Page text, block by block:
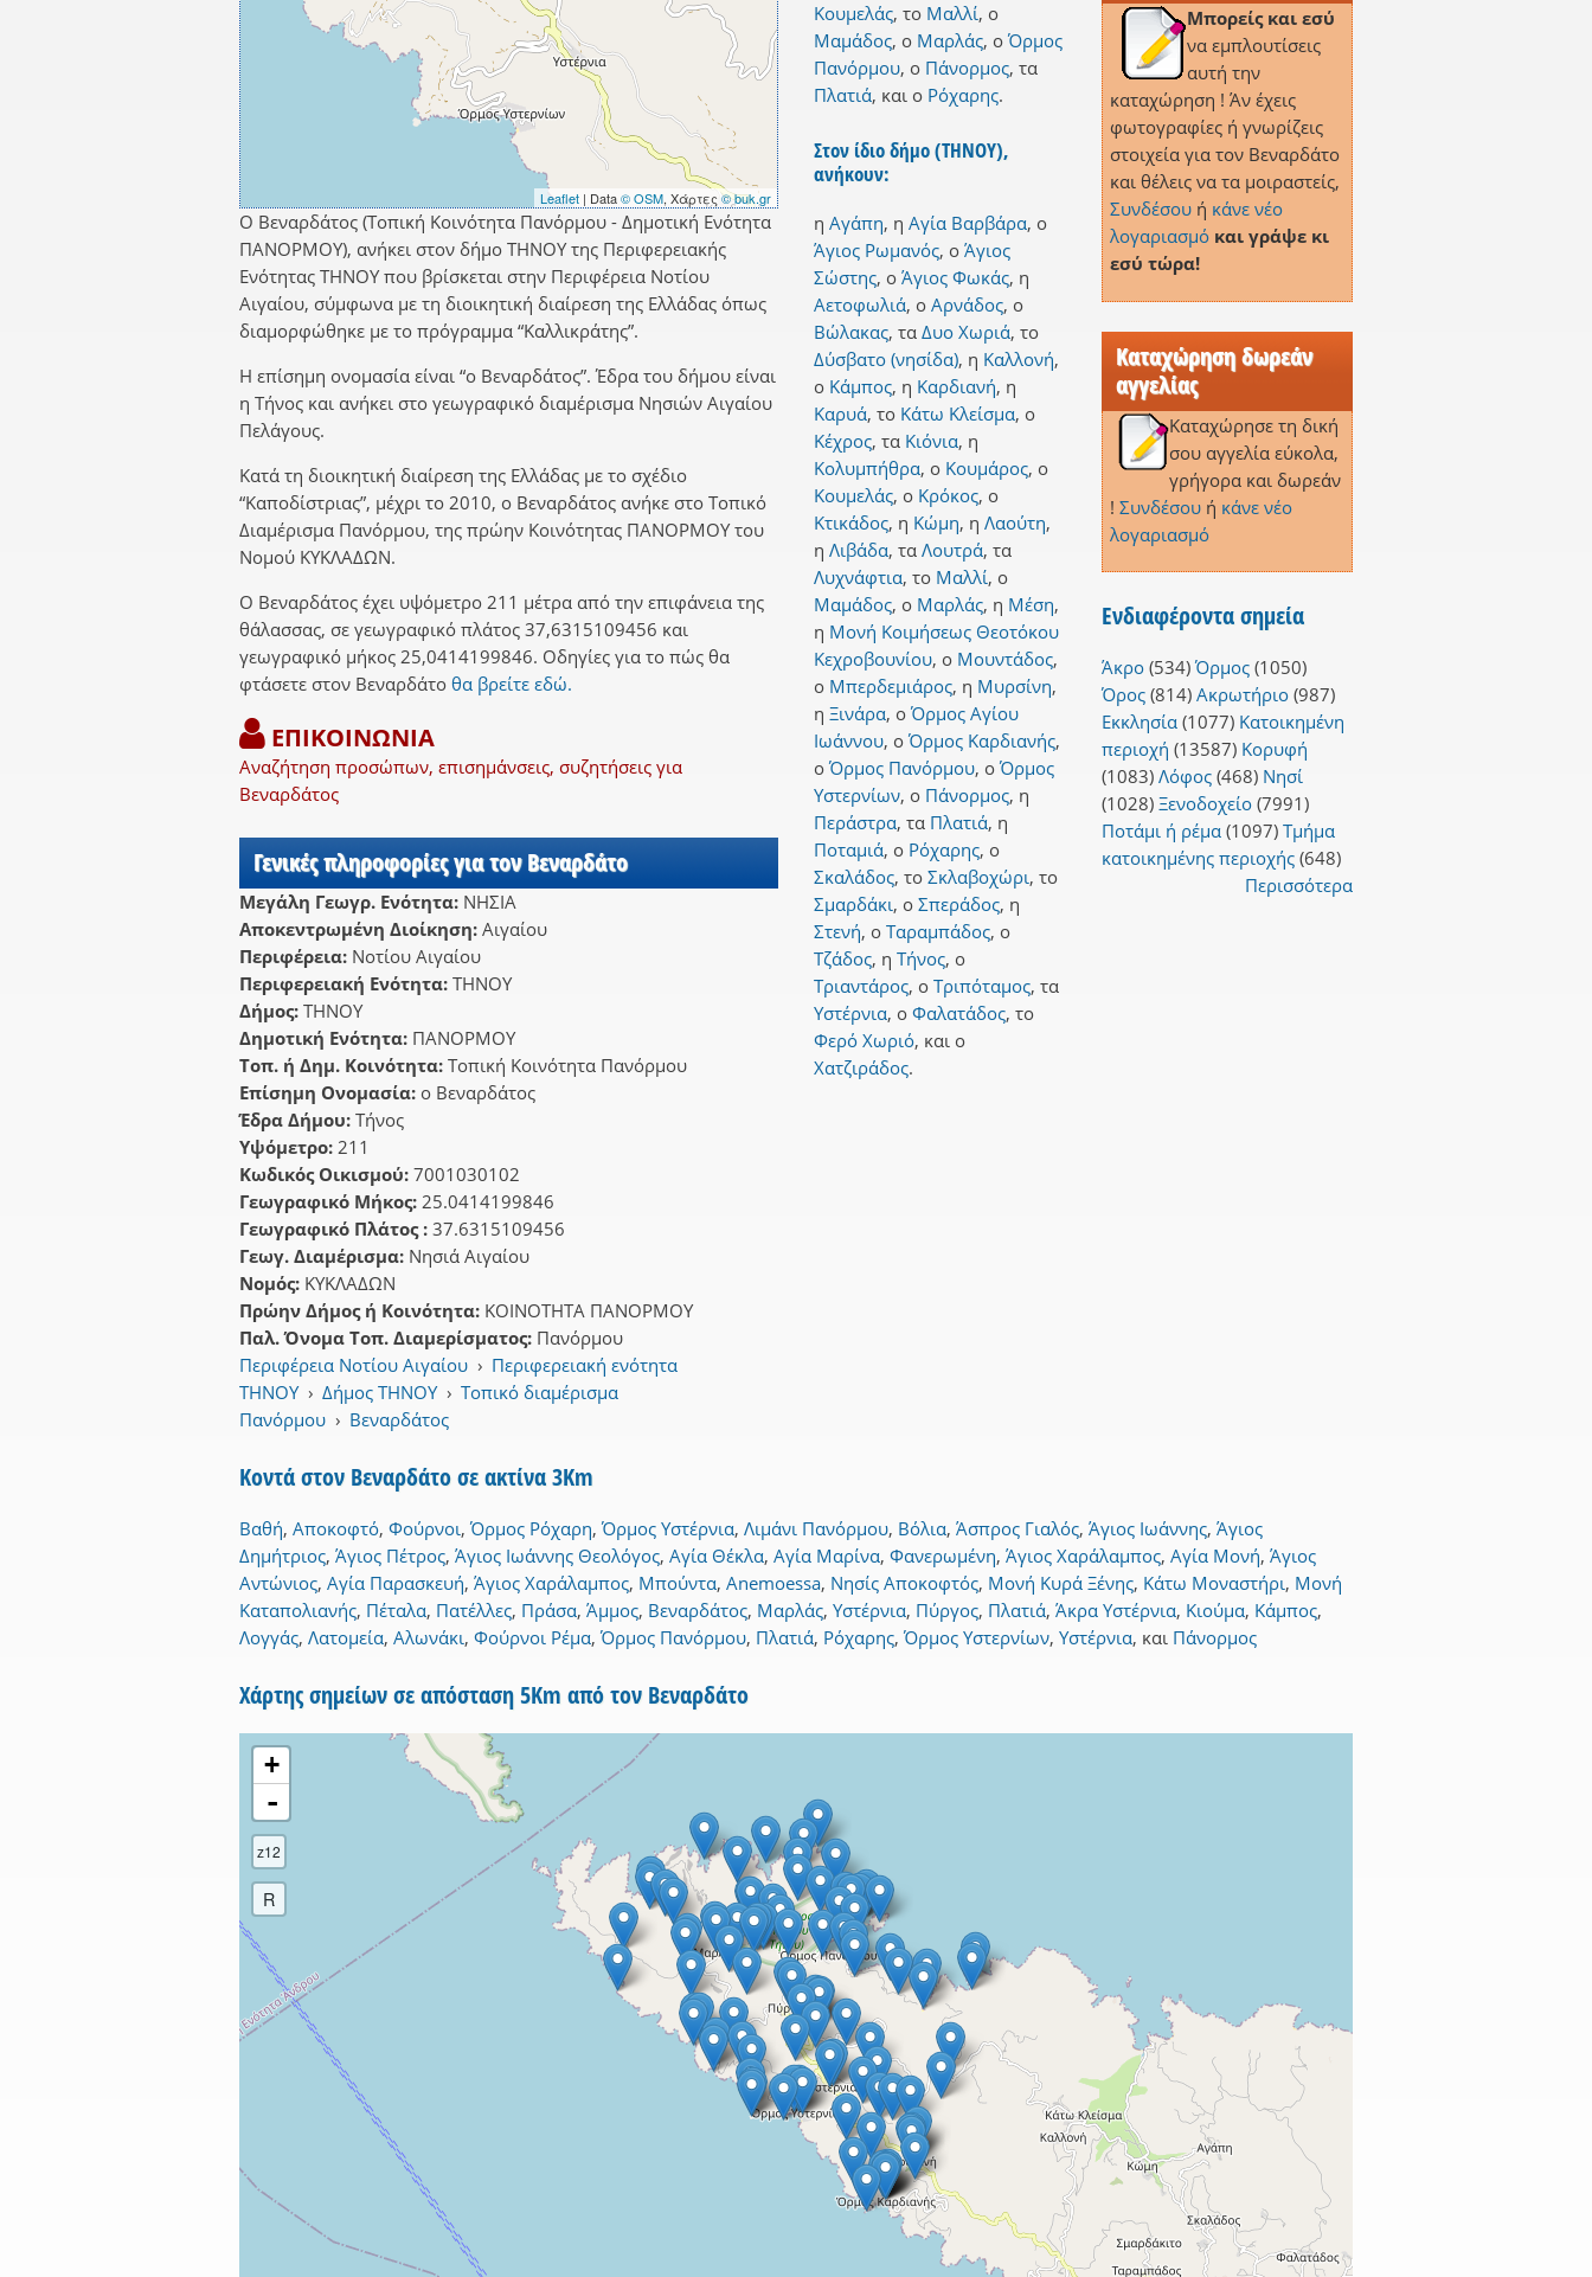
Leaflet | Data© OSM, Χάρτες© buk.gr
Ο Βεναρδάτος (Τοπική Κοινότητα Πανόρμου - Δημοτική Ενότητα
ΠΑΝΟΡΜΟΥ), ανήκει στον δήμο ΤΗΝΟΥ της Περιφερειακής
Ενότητας ΤΗΝΟΥ που βρίσκεται στην Περιφέρεια Νοτίου
Αιγαίου, σύμφωνα με τη διοικητική διαίρεση της Ελλάδας όπως
διαμορφώθηκε με το πρόγραμμα “Καλλικράτης”.
Η επίσημη ονομασία είναι “ο Βεναρδάτος”. Έδρα του δήμου είναι
η Τήνος και ανήκει στο γεωγραφικό διαμέρισμα Νησιών Αιγαίου
Πελάγους.
Κατά τη διοικητική διαίρεση της Ελλάδας με το σχέδιο
“Καποδίστριας”, μέχρι το 2010, ο Βεναρδάτος ανήκε στο Τοπικό
Διαμέρισμα Πανόρμου, της πρώην Κοινότητας ΠΑΝΟΡΜΟΥ του
Νομού ΚΥΚΛΑΔΩΝ.
Ο Βεναρδάτος έχει υψόμετρο 211 μέτρα από την επιφάνεια της
θάλασσας, σε γεωγραφικό πλάτος 37,6315109456 και
γεωγραφικό μήκος 25,0414199846. Οδηγίες για το πώς θα
φτάσετε στον Βεναρδάτο θα βρείτε εδώ.
ΕΠΙΚΟΙΝΩΝΙΑ
Αναζήτηση προσώπων, επισημάνσεις, συζητήσεις για
Βεναρδάτος
Γενικές πληροφορίες για τον Βεναρδάτο
Μεγάλη Γεωγρ. Ενότητα: ΝΗΣΙΑ
Αποκεντρωμένη Διοίκηση: Αιγαίου
Περιφέρεια: Νοτίου Αιγαίου
Περιφερειακή Ενότητα: ΤΗΝΟΥ
Δήμος: ΤΗΝΟΥ
Δημοτική Ενότητα: ΠΑΝΟΡΜΟΥ
Τοπ. ή Δημ. Κοινότητα: Τοπική Κοινότητα Πανόρμου
Επίσημη Ονομασία: ο Βεναρδάτος
Έδρα Δήμου: Τήνος
Υψόμετρο: 211
Κωδικός Οικισμού: 7001030102
Γεωγραφικό Μήκος: 25.0414199846
Γεωγραφικό Πλάτος : 37.6315109456
Γεωγ. Διαμέρισμα: Νησιά Αιγαίου
Νομός: ΚΥΚΛΑΔΩΝ
Πρώην Δήμος ή Κοινότητα: ΚΟΙΝΟΤΗΤΑ ΠΑΝΟΡΜΟΥ
Παλ. Όνομα Τοπ. Διαμερίσματος: Πανόρμου
Περιφέρεια Νοτίου Αιγαίου › Περιφερειακή ενότητα
ΤΗΝΟΥ › Δήμος ΤΗΝΟΥ › Τοπικό διαμέρισμα
Πανόρμου › Βεναρδάτος
Κουμελάς, το Μαλλί, ο
Μαμάδος, ο Μαρλάς, ο Όρμος
Πανόρμου, ο Πάνορμος, τα
Πλατιά, και ο Ρόχαρης.
Στον ίδιο δήμο (ΤΗΝΟΥ),
ανήκουν:
η Αγάπη, η Αγία Βαρβάρα, ο
Άγιος Ρωμανός, ο Άγιος
Σώστης, ο Άγιος Φωκάς, η
Αετοφωλιά, ο Αρνάδος, ο
Βώλακας, τα Δυο Χωριά, το
Δύσβατο (νησίδα), η Καλλονή,
ο Κάμπος, η Καρδιανή, η
Καρυά, το Κάτω Κλείσμα, ο
Κέχρος, τα Κιόνια, η
Κολυμπήθρα, ο Κουμάρος, ο
Κουμελάς, ο Κρόκος, ο
Κτικάδος, η Κώμη, η Λαούτη,
η Λιβάδα, τα Λουτρά, τα
Λυχνάφτια, το Μαλλί, ο
Μαμάδος, ο Μαρλάς, η Μέση,
η Μονή Κοιμήσεως Θεοτόκου
Κεχροβουνίου, ο Μουντάδος,
ο Μπερδεμιάρος, η Μυρσίνη,
η Ξινάρα, ο Όρμος Αγίου
Ιωάννου, ο Όρμος Καρδιανής,
ο Όρμος Πανόρμου, ο Όρμος
Υστερνίων, ο Πάνορμος, η
Περάστρα, τα Πλατιά, η
Ποταμιά, ο Ρόχαρης, ο
Σκαλάδος, το Σκλαβοχώρι, το
Σμαρδάκι, ο Σπεράδος, η
Στενή, ο Ταραμπάδος, ο
Τζάδος, η Τήνος, ο
Τριαντάρος, ο Τριπόταμος, τα
Υστέρνια, ο Φαλατάδος, το
Φερό Χωριό, και ο
Χατζιράδος.
Μπορείς και εσύ
να εμπλουτίσεις
αυτή την
καταχώρηση ! Άν έχεις
φωτογραφίες ή γνωρίζεις
στοιχεία για τον Βεναρδάτο
και θέλεις να τα μοιραστείς,
Συνδέσουή κάνε νέο
λογαριασμό και γράψε κι
εσύ τώρα!
Καταχώρηση δωρεάν
αγγελίας
Καταχώρησε τη δική
σου αγγελία εύκολα,
γρήγορα και δωρεάν
! Συνδέσουή κάνε νέο
λογαριασμό
Ενδιαφέροντα σημεία
Άκρο(534) Όρμος(1050)
Όρος(814) Ακρωτήριο(987)
Εκκλησία(1077) Κατοικημένη
περιοχή (13587) Κορυφή
(1083) Λόφος(468) Νησί
(1028) Ξενοδοχείο(7991)
Ποτάμι ή ρέμα(1097) Τμήμα
κατοικημένης περιοχής(648)
Περισσότερα
Κοντά στον Βεναρδάτο σε ακτίνα 3Km
Βαθή, Αποκοφτό, Φούρνοι,Όρμος Ρόχαρη,Όρμος Υστέρνια, Λιμάνι Πανόρμου, Βόλια, Άσπρος Γιαλός, Άγιος Ιωάννης, Άγιος
Δημήτριος, Άγιος Πέτρος, Άγιος Ιωάννης Θεολόγος, Αγία Θέκλα, Αγία Μαρίνα, Φανερωμένη, Άγιος Χαράλαμπος, Αγία Μονή, Άγιος
Αντώνιος, Αγία Παρασκευή, Άγιος Χαράλαμπος, Μπούντα, Anemoessa, Νησίς Αποκοφτός, Μονή Κυρά Ξένης, Κάτω Μοναστήρι, Μονή
Καταπολιανής, Πέταλα, Πατέλλες, Πράσα, Άμμος, Βεναρδάτος, Μαρλάς, Υστέρνια, Πύργος, Πλατιά, Άκρα Υστέρνια, Κιούμα, Κάμπος,
Λογγάς, Λατομεία, Αλωνάκι, Φούρνοι Ρέμα,Όρμος Πανόρμου, Πλατιά, Ρόχαρης,Όρμος Υστερνίων, Υστέρνια, και Πάνορμος
Χάρτης σημείων σε απόσταση 5Km από τον Βεναρδάτο
+
-
z12
R